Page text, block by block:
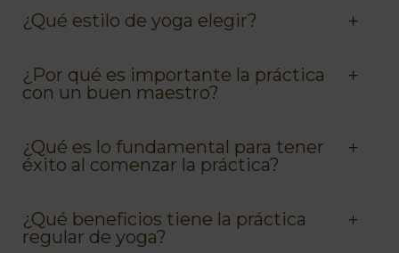
¿Qué estilo de yoga elegir?
¿Por qué es importante la práctica
con un buen maestro?
¿Qué es lo fundamental para tener
éxito al comenzar la práctica?
¿Qué beneficios tiene la práctica
regular de yoga?